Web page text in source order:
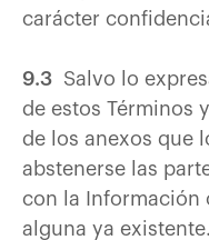
carácter
9.3 Salvo lo
de estos Términos
de los anexos que
abstenerse las
con la Información
alguna ya existente.